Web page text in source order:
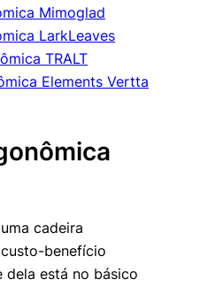
Mimoglad
LarkLeaves
TRALT
Elements Vertta
cadeira
benefício
está no básico